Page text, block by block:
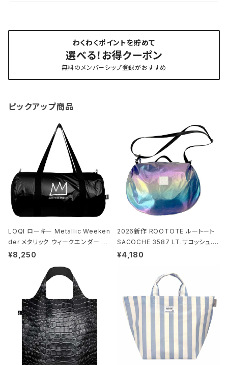
わくわくポイントを貯めて
選べる！お得クーポン
無料のメンバーシップ登録がおすすめ
ピックアップ商品
LOQI ローキー Metallic Weeken
der メタリック ウィークエンダー ボ
ストンバッグ ショルダーバッグ JEAN
ck ジャン=ミッシェル・バスキア/クラ
ウン ブラック
¥8,250
2026新作 ROOTOTE ルートート
SACOCHE 3587 LT.サコッシュ.ル
ミエ-B ショルダーバッグ グロスネイ
¥4,180